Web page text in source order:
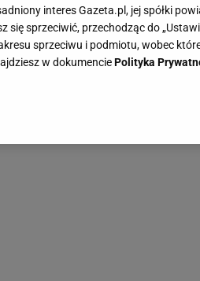
interes Gazeta.pl, jej spółki
się sprzeciwić, przechodząc do
sprzeciwu i podmiotu, wobec
w dokumenciePolityka
i przechowywanie plików cookie
Możesz w każdej chwili